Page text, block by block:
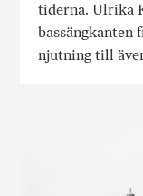
tiderna. Ulrika
bassängkanten
njutning till